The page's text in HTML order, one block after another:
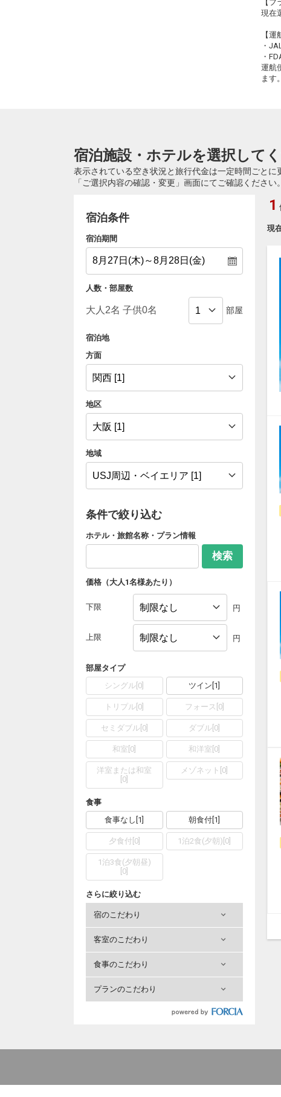
【
現在
【運
・
・
運航
ます。
宿泊施設・ホテルを選択して
表示されている空き状況と旅行代金は一定時間ごと
「ご選択内容の確認・変更」画面にてご確認ください。
宿泊条件
宿泊期間
人数・部屋数
部屋
宿泊地
方面
地区
地域
条件で絞り込む
ホテル・旅館名称・プラン情報
検索
価格（大人1名様あたり）
下限 円
上限 円
部屋タイプ
シングル 0 ツイン 1
トリプル 0 フォース 0]
セミダブル[ 0] ダブル 0
和室 0 和洋室 0
洋室または和室
0
メゾネット 0
食事
食事なし 1 朝食付 1
夕食付 0] 1泊2食(夕朝) 0
1泊3食(夕朝昼)
0
さらに絞り込む
宿のこだわり
客室のこだわり
食事のこだわり
プランのこだわり
現
1